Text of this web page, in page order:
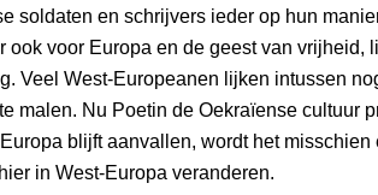
soldaten en schrijvers ieder op hun
ook voor Europa en de geest van vrijheid,
Veel West-Europeanen lijken intussen
malen. Nu Poetin de Oekraïense cultuur
blijft aanvallen, wordt het misschien
in West-Europa veranderen.